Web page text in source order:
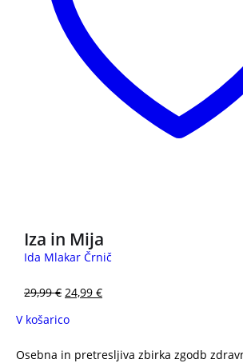
Iza in Mija
Ida Mlakar Črnič
29,99€ 24,99 €
V košarico
Osebna in pretresljiva zbirka zgodb